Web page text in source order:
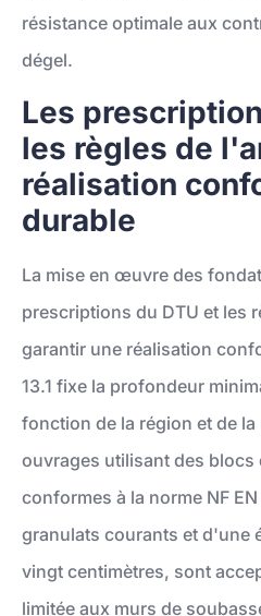
résistance optimale aux
dégel.
Les
les règles de
réalisation
durable
La mise en œuvre des
prescriptions du DTU et les
garantir une réalisation
13.1 fixe la profondeur
fonction de la région et de
ouvrages utilisant des blocs
conformes à la norme NF
granulats courants et d'une
vingt centimètres, sont
limitée aux murs de